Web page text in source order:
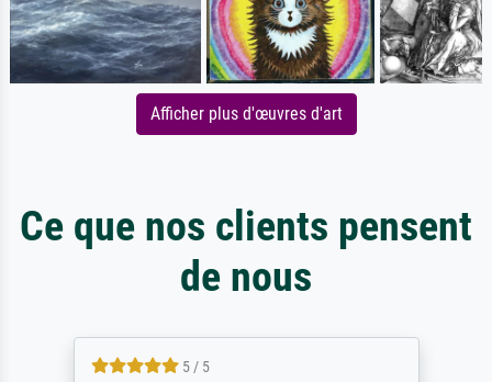
Afficher plus d'œuvres d'art
Ce que nos clients pensent
de nous
5 / 5